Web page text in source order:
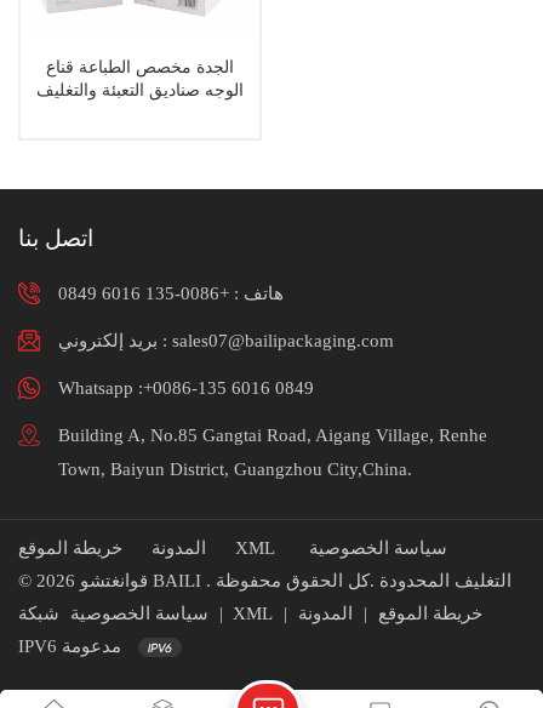
الجدة مخصص الطباعة قناع
الوجه صناديق التعبئة والتغليف
اتصل بنا
هاتف : +0086-135 6016 0849
بريد إلكتروني : sales07@bailipackaging.com
Whatsapp :+0086-135 6016 0849
Building A, No.85 Gangtai Road, Aigang Village, Renhe
Town, Baiyun District, Guangzhou City,China.
خريطة الموقع المدونة XML
سياسة الخصوصية
© 2026 قوانغتشو BAILI التغليف المحدودة .كل الحقوق محفوظة .
خريطة الموقع
| المدونة |
XML
| سياسة الخصوصية
شبكة